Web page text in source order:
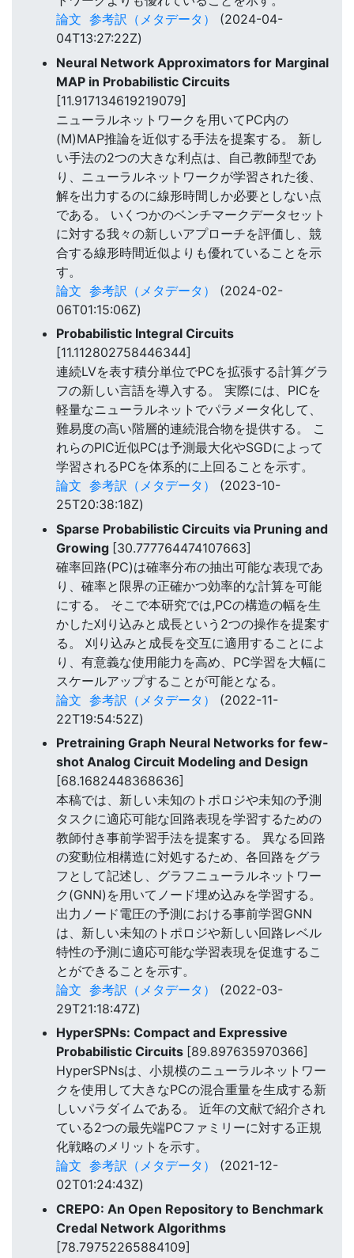
論文 参考訳（メタデータ）
(2024-04-
04T13:27:22Z)
Neural Network Approximators for Marginal
MAP in Probabilistic Circuits
[11.917134619219079]
ニューラルネットワークを用いてPC内の
(M)MAP推論を近似する手法を提案する。 新し
い手法の2つの大きな利点は、自己教師型であ
り、ニューラルネットワークが学習された後、
解を出力するのに線形時間しか必要としない点
である。 いくつかのベンチマークデータセット
に対する我々の新しいアプローチを評価し、競
合する線形時間近似よりも優れていることを示
す。
論文 参考訳（メタデータ）
(2024-02-
06T01:15:06Z)
Probabilistic Integral Circuits
[11.112802758446344]
連続LVを表す積分単位でPCを拡張する計算グラ
フの新しい言語を導入する。 実際には、PICを
軽量なニューラルネットでパラメータ化して、
難易度の高い階層的連続混合物を提供する。 こ
れらのPIC近似PCは予測最大化やSGDによって
学習されるPCを体系的に上回ることを示す。
論文 参考訳（メタデータ）
(2023-10-
25T20:38:18Z)
Sparse Probabilistic Circuits via Pruning and
Growing [30.777764474107663]
確率回路(PC)は確率分布の抽出可能な表現であ
り、確率と限界の正確かつ効率的な計算を可能
にする。 そこで本研究では,PCの構造の幅を生
かした刈り込みと成長という2つの操作を提案す
る。 刈り込みと成長を交互に適用することによ
り、有意義な使用能力を高め、PC学習を大幅に
スケールアップすることが可能となる。
論文 参考訳（メタデータ）
(2022-11-
22T19:54:52Z)
Pretraining Graph Neural Networks for few-
shot Analog Circuit Modeling and Design
[68.1682448368636]
本稿では、新しい未知のトポロジや未知の予測
タスクに適応可能な回路表現を学習するための
教師付き事前学習手法を提案する。 異なる回路
の変動位相構造に対処するため、各回路をグラ
フとして記述し、グラフニューラルネットワー
ク(GNN)を用いてノード埋め込みを学習する。
出力ノード電圧の予測における事前学習GNN
は、新しい未知のトポロジや新しい回路レベル
特性の予測に適応可能な学習表現を促進するこ
とができることを示す。
論文 参考訳（メタデータ）
(2022-03-
29T21:18:47Z)
HyperSPNs: Compact and Expressive
Probabilistic Circuits [89.897635970366]
HyperSPNsは、小規模のニューラルネットワー
クを使用して大きなPCの混合重量を生成する新
しいパラダイムである。 近年の文献で紹介され
ている2つの最先端PCファミリーに対する正規
化戦略のメリットを示す。
論文 参考訳（メタデータ）
(2021-12-
02T01:24:43Z)
CREPO: An Open Repository to Benchmark
Credal Network Algorithms
[78.79752265884109]